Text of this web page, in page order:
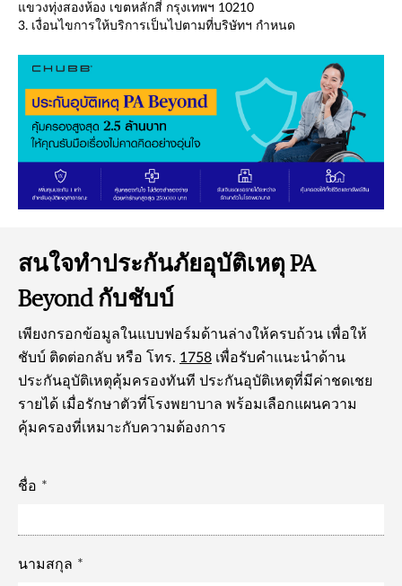
แขวงทุ่งสองห้อง เขตหลักสี่ กรุงเทพฯ 10210
3. เงื่อนไขการให้บริการเป็นไปตามที่บริษัทฯ กำหนด
สนใจทำประกันภัยอุบัติเหตุ PA
Beyond กับชับบ์
เพียงกรอกข้อมูลในแบบฟอร์มด้านล่างให้ครบถ้วน เพื่อให้
ชับบ์ ติดต่อกลับ หรือ โทร. 1758 เพื่อรับคำแนะนำด้าน
ประกันอุบัติเหตุคุ้มครองทันที ประกันอุบัติเหตุที่มีค่าชดเชย
รายได้ เมื่อรักษาตัวที่โรงพยาบาล พร้อมเลือกแผนความ
คุ้มครองที่เหมาะกับความต้องการ
ชื่อ
นามสกุล